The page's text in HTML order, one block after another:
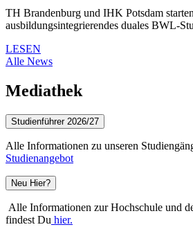
TH Brandenburg und IHK Potsdam starten
ausbildungsintegrierendes duales BWL-
LESEN
Alle News
Mediathek
Studienführer 2026/27
Alle Informationen zu unseren
Studienangebot
Neu Hier?
Alle Informationen zur Hochschule und
findest Du hier.